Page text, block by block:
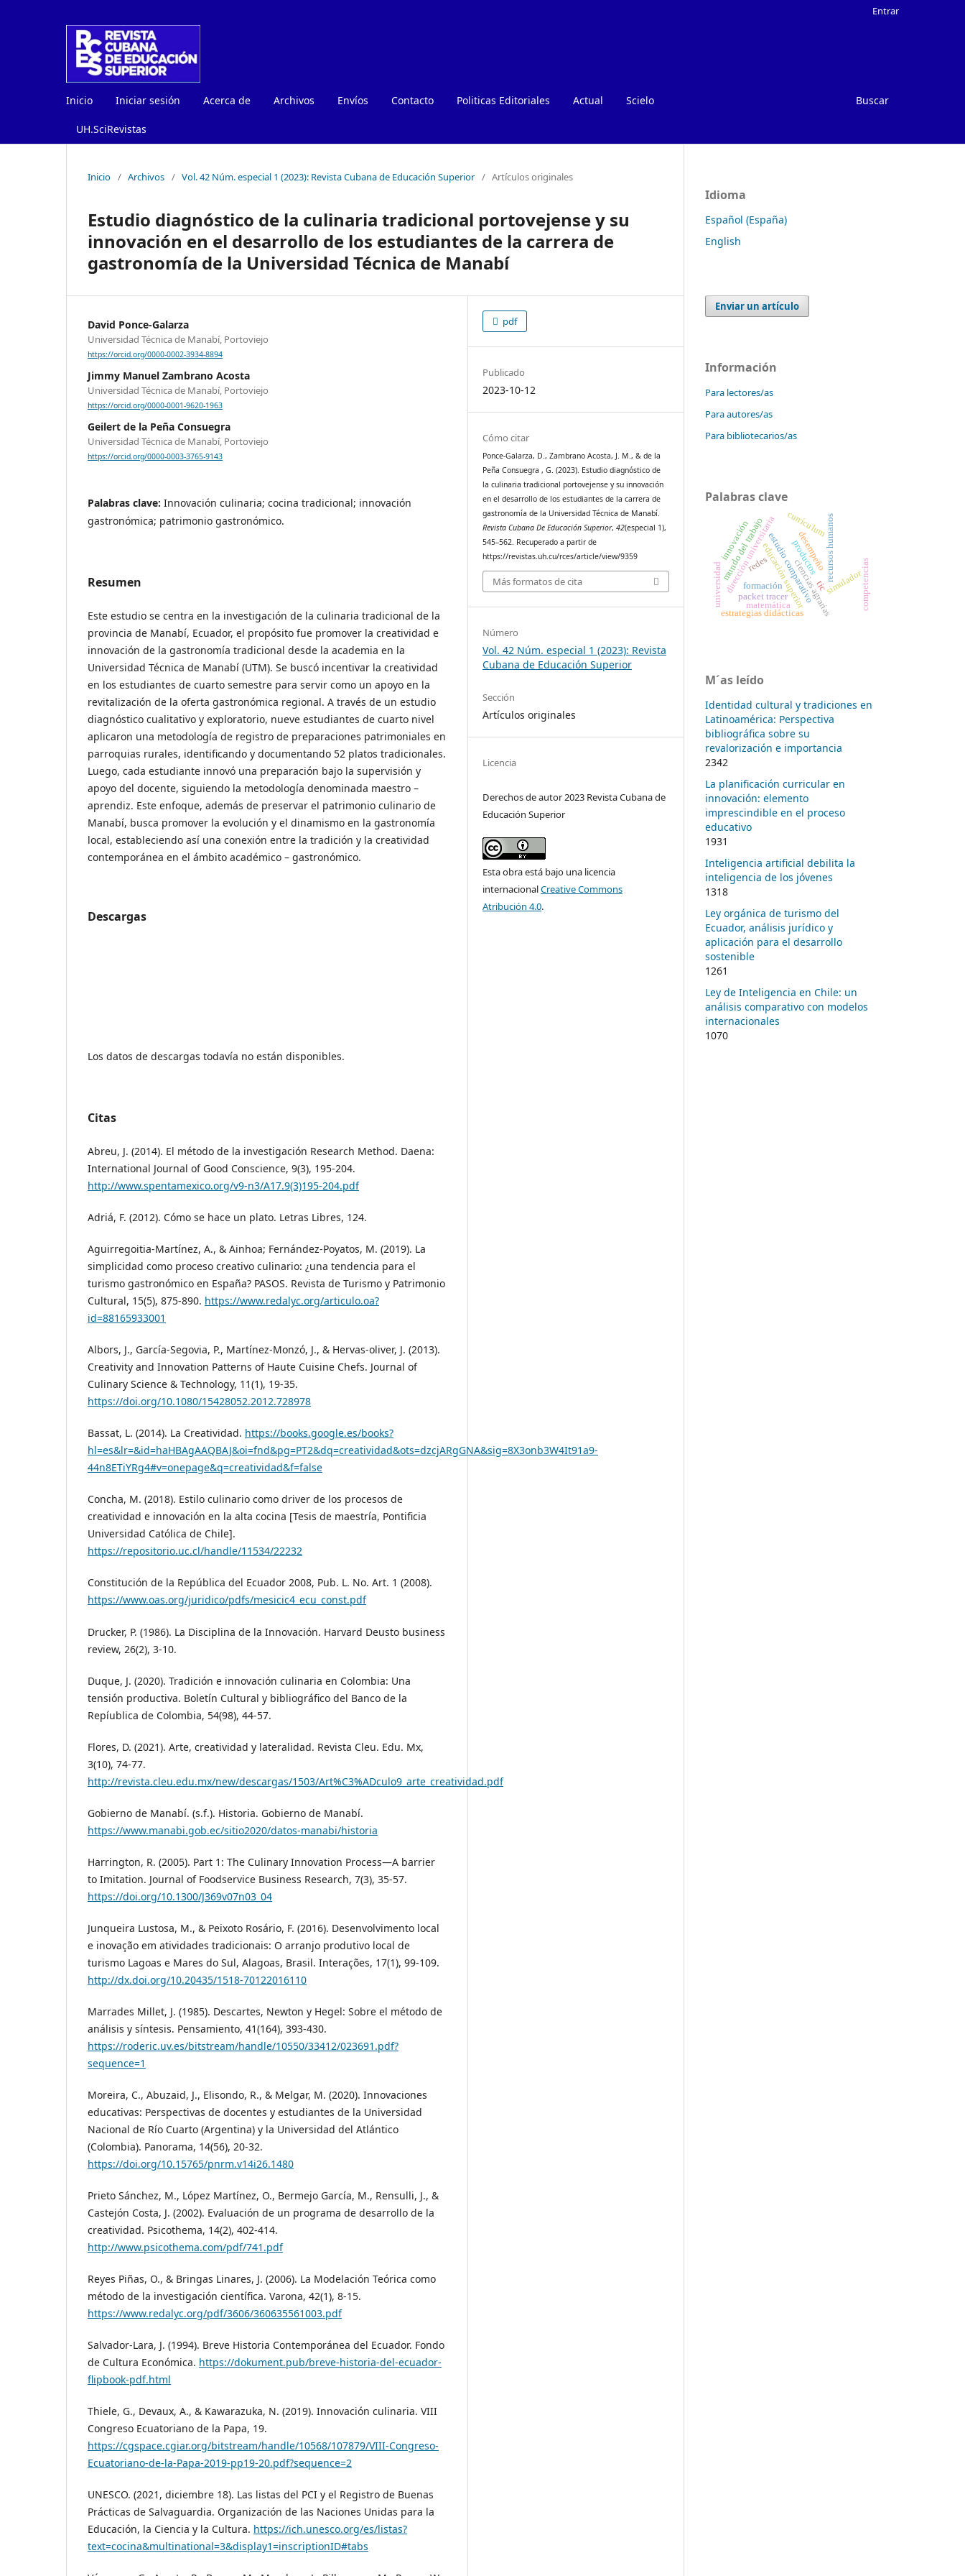
Inicio Iniciar sesión Acerca de Archivos Envíos Contacto Politicas Editoriales Actual Scielo
UH.SciRevistas
Buscar
Entrar
Inicio / Archivos / Vol. 42 Núm. especial 1 (2023): Revista Cubana de Educación Superior / Artículos originales
Estudio diagnóstico de la culinaria tradicional portovejense y su
innovación en el desarrollo de los estudiantes de la carrera de
gastronomía de la Universidad Técnica de Manabí
David Ponce-Galarza
Universidad Técnica de Manabí, Portoviejo
https://orcid.org/0000-0002-3934-8894
Jimmy Manuel Zambrano Acosta
Universidad Técnica de Manabí, Portoviejo
https://orcid.org/0000-0001-9620-1963
Geilert de la Peña Consuegra
Universidad Técnica de Manabí, Portoviejo
https://orcid.org/0000-0003-3765-9143
Palabras clave: Innovación culinaria; cocina tradicional; innovación
gastronómica; patrimonio gastronómico.
Resumen
Este estudio se centra en la investigación de la culinaria tradicional de la
provincia de Manabí, Ecuador, el propósito fue promover la creatividad e
innovación de la gastronomía tradicional desde la academia en la
Universidad Técnica de Manabí (UTM). Se buscó incentivar la creatividad
en los estudiantes de cuarto semestre para servir como un apoyo en la
revitalización de la oferta gastronómica regional. A través de un estudio
diagnóstico cualitativo y exploratorio, nueve estudiantes de cuarto nivel
aplicaron una metodología de registro de preparaciones patrimoniales en
parroquias rurales, identificando y documentando 52 platos tradicionales.
Luego, cada estudiante innovó una preparación bajo la supervisión y
apoyo del docente, siguiendo la metodología denominada maestro –
aprendiz. Este enfoque, además de preservar el patrimonio culinario de
Manabí, busca promover la evolución y el dinamismo en la gastronomía
local, estableciendo así una conexión entre la tradición y la creatividad
contemporánea en el ámbito académico – gastronómico.
Descargas
Los datos de descargas todavía no están disponibles.
Citas
Abreu, J. (2014). El método de la investigación Research Method. Daena:
International Journal of Good Conscience, 9(3), 195-204.
http://www.spentamexico.org/v9-n3/A17.9(3)195-204.pdf
Adriá, F. (2012). Cómo se hace un plato. Letras Libres, 124.
Aguirregoitia-Martínez, A., & Ainhoa; Fernández-Poyatos, M. (2019). La
simplicidad como proceso creativo culinario: ¿una tendencia para el
turismo gastronómico en España? PASOS. Revista de Turismo y Patrimonio
Cultural, 15(5), 875-890. https://www.redalyc.org/articulo.oa?
id=88165933001
Albors, J., García-Segovia, P., Martínez-Monzó, J., & Hervas-oliver, J. (2013).
Creativity and Innovation Patterns of Haute Cuisine Chefs. Journal of
Culinary Science & Technology, 11(1), 19-35.
https://doi.org/10.1080/15428052.2012.728978
Bassat, L. (2014). La Creatividad. https://books.google.es/books?
hl=es&lr=&id=haHBAgAAQBAJ&oi=fnd&pg=PT2&dq=creatividad&ots=dzcjARgGNA&sig=8X3onb3W4It91a9-
44n8ETiYRg4#v=onepage&q=creatividad&f=false
Concha, M. (2018). Estilo culinario como driver de los procesos de
creatividad e innovación en la alta cocina [Tesis de maestría, Pontificia
Universidad Católica de Chile].
https://repositorio.uc.cl/handle/11534/22232
Constitución de la República del Ecuador 2008, Pub. L. No. Art. 1 (2008).
https://www.oas.org/juridico/pdfs/mesicic4_ecu_const.pdf
Drucker, P. (1986). La Disciplina de la Innovación. Harvard Deusto business
review, 26(2), 3-10.
Duque, J. (2020). Tradición e innovación culinaria en Colombia: Una
tensión productiva. Boletín Cultural y bibliográfico del Banco de la
Repíublica de Colombia, 54(98), 44-57.
Flores, D. (2021). Arte, creatividad y lateralidad. Revista Cleu. Edu. Mx,
3(10), 74-77.
http://revista.cleu.edu.mx/new/descargas/1503/Art%C3%ADculo9_arte_creatividad.pdf
Gobierno de Manabí. (s.f.). Historia. Gobierno de Manabí.
https://www.manabi.gob.ec/sitio2020/datos-manabi/historia
Harrington, R. (2005). Part 1: The Culinary Innovation Process—A barrier
to Imitation. Journal of Foodservice Business Research, 7(3), 35-57.
https://doi.org/10.1300/J369v07n03_04
Junqueira Lustosa, M., & Peixoto Rosário, F. (2016). Desenvolvimento local
e inovação em atividades tradicionais: O arranjo produtivo local de
turismo Lagoas e Mares do Sul, Alagoas, Brasil. Interações, 17(1), 99-109.
http://dx.doi.org/10.20435/1518-70122016110
Marrades Millet, J. (1985). Descartes, Newton y Hegel: Sobre el método de
análisis y síntesis. Pensamiento, 41(164), 393-430.
https://roderic.uv.es/bitstream/handle/10550/33412/023691.pdf?
sequence=1
Moreira, C., Abuzaid, J., Elisondo, R., & Melgar, M. (2020). Innovaciones
educativas: Perspectivas de docentes y estudiantes de la Universidad
Nacional de Río Cuarto (Argentina) y la Universidad del Atlántico
(Colombia). Panorama, 14(56), 20-32.
https://doi.org/10.15765/pnrm.v14i26.1480
Prieto Sánchez, M., López Martínez, O., Bermejo García, M., Rensulli, J., &
Castejón Costa, J. (2002). Evaluación de un programa de desarrollo de la
creatividad. Psicothema, 14(2), 402-414.
http://www.psicothema.com/pdf/741.pdf
Reyes Piñas, O., & Bringas Linares, J. (2006). La Modelación Teórica como
método de la investigación científica. Varona, 42(1), 8-15.
https://www.redalyc.org/pdf/3606/360635561003.pdf
Salvador-Lara, J. (1994). Breve Historia Contemporánea del Ecuador. Fondo
de Cultura Económica. https://dokument.pub/breve-historia-del-ecuador-
flipbook-pdf.html
Thiele, G., Devaux, A., & Kawarazuka, N. (2019). Innovación culinaria. VIII
Congreso Ecuatoriano de la Papa, 19.
https://cgspace.cgiar.org/bitstream/handle/10568/107879/VIII-Congreso-
Ecuatoriano-de-la-Papa-2019-pp19-20.pdf?sequence=2
UNESCO. (2021, diciembre 18). Las listas del PCI y el Registro de Buenas
Prácticas de Salvaguardia. Organización de las Naciones Unidas para la
Educación, la Ciencia y la Cultura. https://ich.unesco.org/es/listas?
text=cocina&multinational=3&display1=inscriptionID#tabs
pdf
Publicado
2023-10-12
Cómo citar
Ponce-Galarza, D., Zambrano Acosta, J. M., & de la
Peña Consuegra , G. (2023). Estudio diagnóstico de
la culinaria tradicional portovejense y su innovación
en el desarrollo de los estudiantes de la carrera de
gastronomía de la Universidad Técnica de Manabí.
Revista Cubana De Educación Superior,42(especial 1),
545–562. Recuperado a partir de
https://revistas.uh.cu/rces/article/view/9359
Más formatos de cita
Número
Vol. 42 Núm. especial 1 (2023): Revista
Cubana de Educación Superior
Sección
Artículos originales
Licencia
Derechos de autor 2023 Revista Cubana de
Educación Superior
Esta obra está bajo una licencia
internacionalCreative Commons
Atribución 4.0.
Idioma
Español (España)
English
Enviar un artículo
Información
Para lectores/as
Para autores/as
Para bibliotecarios/as
Palabras clave
desempeño
educación superior
formación
dirección universitariaestudio comparativorecursos humanos
simulador
packet tracer
redes
tic
ciencias agrarias
mundo del trabajo
estrategias didácticas
matemática
universidad
productos
currículum
competencias
innovación
M´as leído
Identidad cultural y tradiciones en
Latinoamérica: Perspectiva
bibliográfica sobre su
revalorización e importancia
2342
La planificación curricular en
innovación: elemento
imprescindible en el proceso
educativo
1931
Inteligencia artificial debilita la
inteligencia de los jóvenes
1318
Ley orgánica de turismo del
Ecuador, análisis jurídico y
aplicación para el desarrollo
sostenible
1261
Ley de Inteligencia en Chile: un
análisis comparativo con modelos
internacionales
1070